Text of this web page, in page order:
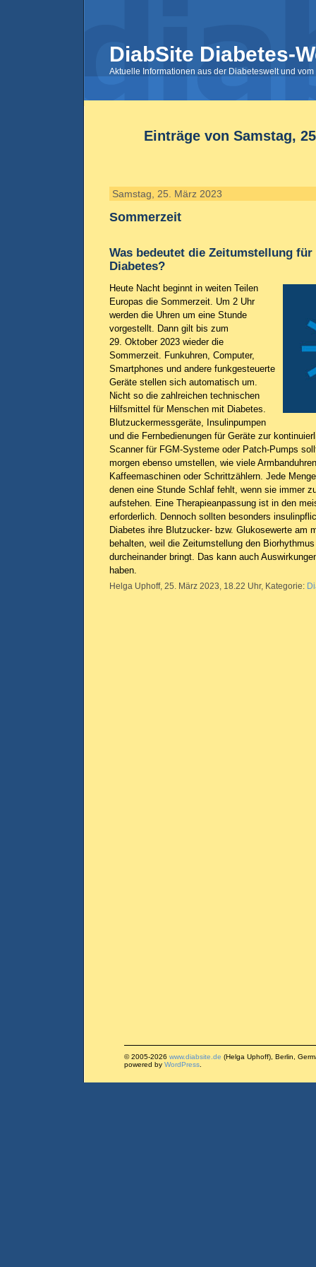
DiabSite Diabetes-
Aktuelle Informationen aus der Diabeteswelt und
Einträge von Samstag,
Samstag, 25. März 2023
Sommerzeit
Was bedeutet die Zeitumstellung
Diabetes?
Heute Nacht beginnt in weiten Teilen
Europas die Sommerzeit. Um 2 Uhr
werden die Uhren um eine Stunde
vorgestellt. Dann gilt bis zum
29. Oktober 2023 wieder die
Sommerzeit. Funkuhren, Computer,
Smartphones und andere funkgesteuerte
Geräte stellen sich automatisch um.
Nicht so die zahlreichen technischen
Hilfsmittel für Menschen mit Diabetes.
Blutzuckermessgeräte, Insulinpumpen
und die Fernbedienungen für Geräte zur
Scanner für FGM-Systeme oder Patch-Pumps
morgen ebenso umstellen, wie viele
Kaffeemaschinen oder Schrittzählern. Jede
denen eine Stunde Schlaf fehlt, wenn sie immer
aufstehen. Eine Therapieanpassung ist in den
erforderlich. Dennoch sollten besonders
Diabetes ihre Blutzucker- bzw. Glukosewerte am
behalten, weil die Zeitumstellung den
durcheinander bringt. Das kann auch
haben.
Helga Uphoff, 25. März 2023, 18.22 Uhr, Kategorie:
© 2005-2026 www.diabsite.de (Helga Uphoff), Berlin,
powered by WordPress.